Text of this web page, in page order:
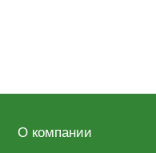
О компании